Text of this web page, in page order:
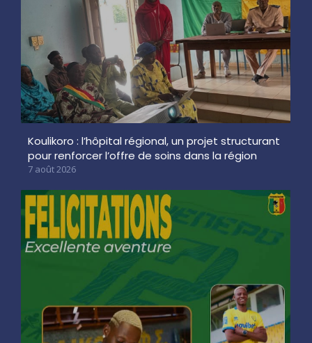
Koulikoro : l’hôpital régional, un projet structurant
pour renforcer l’offre de soins dans la région
7 août 2026